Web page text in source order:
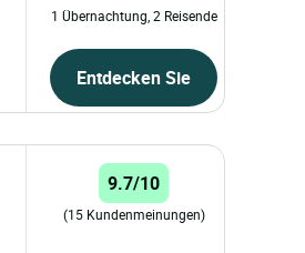
1 Übernachtung, 2 Reisende
Entdecken Sie
9.7/10
(15 Kundenmeinungen)